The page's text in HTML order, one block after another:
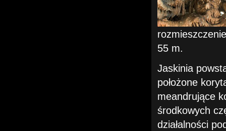
55 m.
Jaskinia
położone
meandrujące
środkowych
działalności